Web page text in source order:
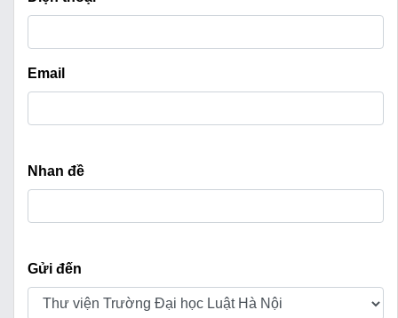
Email
Nhan đề
Gửi đến